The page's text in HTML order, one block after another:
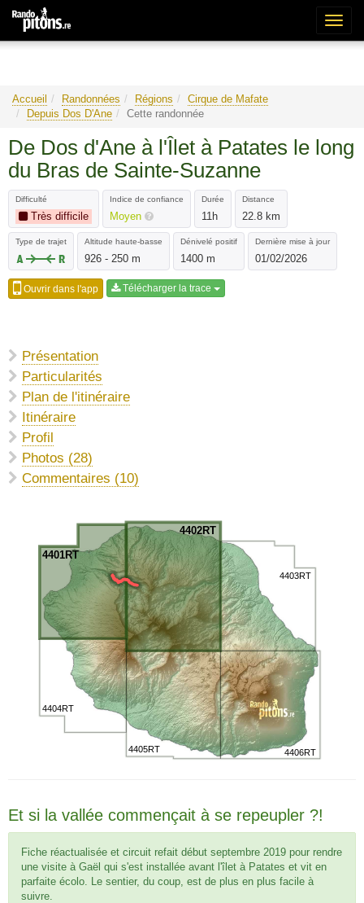
Accueil Randonnées Régions
Cirque de Mafate
Depuis Dos D'Ane
Cette randonnée
De Dos d'Ane à l'Îlet à Patates le long
du Bras de Sainte-Suzanne
Difficulté
Très difficile
Indice de confiance
Moyen
Durée
11h
Distance
22.8 km
Type de trajet Altitude haute-basse
926 - 250 m
Dénivelé positif
1400 m
Dernière mise à jour
01/02/2026
Ouvrir dans l'app Télécharger la trace
Présentation
Particularités
Plan de l'itinéraire
Itinéraire
Profil
Photos (28)
Commentaires (10)
4401RT
4402RT
4403RT
4404RT
4405RT 4406RT
Et si la vallée commençait à se repeupler ?!
Fiche réactualisée et circuit refait début septembre 2019 pour rendre
une visite à Gaël qui s'est installée avant l'îlet à Patates et vit en
parfaite écolo. Le sentier, du coup, est de plus en plus facile à
suivre.